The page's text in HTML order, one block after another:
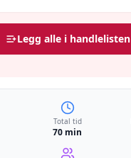
Legg alle i handlelisten
Total tid
70 min